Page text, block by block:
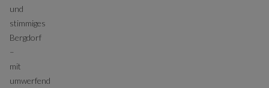
und
stimmiges
Bergdorf
–
mit
umwerfend